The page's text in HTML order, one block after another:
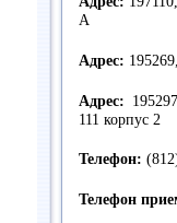
А
Адрес:
Адрес:
111 корпус 2
Телефон:
Телефон